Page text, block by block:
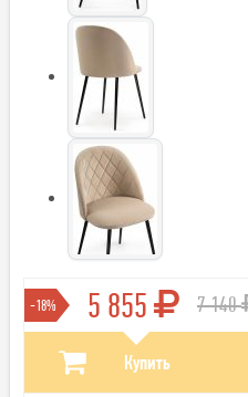
-18% 5 855 7 140
Купить